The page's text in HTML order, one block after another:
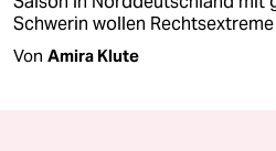
Schwerin wollen
Von Amira Klute